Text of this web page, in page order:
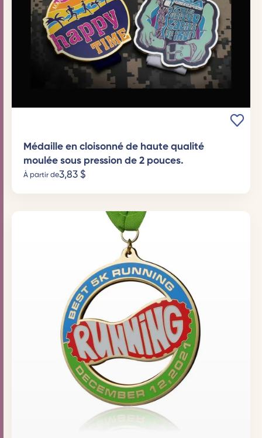
Médaille en cloisonné de haute qualité
moulée sous pression de 2 pouces.
À partir de3,83 $